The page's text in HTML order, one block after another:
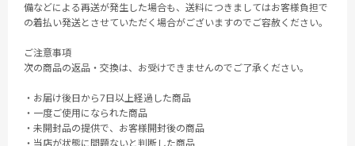
備などによる再送が発生した場合も、送料につきましてはお客様負担で
の着払い発送とさせていただく場合がございますのでご容赦ください。
ご注意事項
次の商品の返品・交換は、お受けできませんのでご了承ください。
・お届け後日から7日以上経過した商品
・一度ご使用になられた商品
・未開封品の提供で、お客様開封後の商品
・当店が状態に問題ないと判断した商品